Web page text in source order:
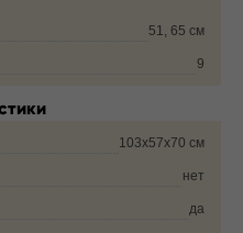
51, 65 см
9
103х57х70 см
нет
да